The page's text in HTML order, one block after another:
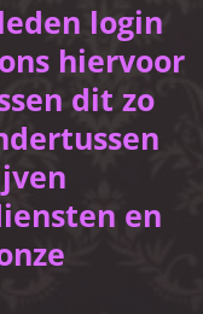
login
hiervoor
dit zo
en